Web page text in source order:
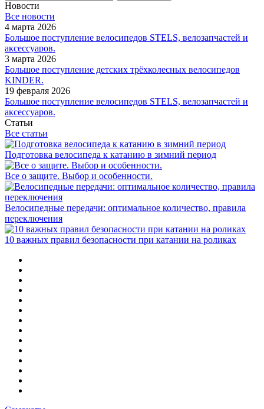
Новости
Все новости
4 марта 2026
Большое поступление велосипедов STELS, велозапчастей и
аксессуаров.
3 марта 2026
Большое поступление детских трёхколесных велосипедов
KINDER.
19 февраля 2026
Большое поступление велосипедов STELS, велозапчастей и
аксессуаров.
Статьи
Все статьи
Подготовка велосипеда к катанию в зимний период
Все о защите. Выбор и особенности.
Велосипедные передачи: оптимальное количество, правила
переключения
10 важных правил безопасности при катании на роликах